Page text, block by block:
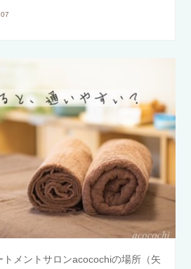
メントサロンacocochiの場所（矢